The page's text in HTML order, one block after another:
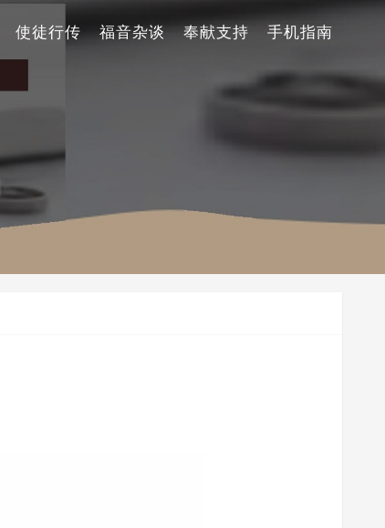
使徒行传 福音杂谈 奉献支持 手机指南